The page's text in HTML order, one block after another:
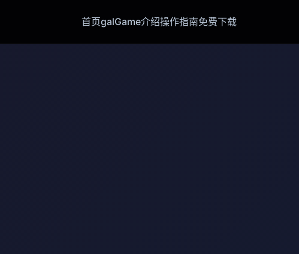
首页galGame介绍操作指南免费下载